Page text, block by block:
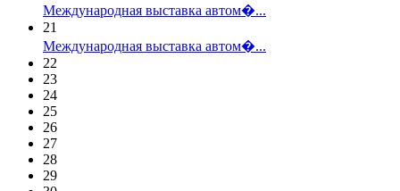
Международная выставка автом�...
21
Международная выставка автом�...
22
23
24
25
26
27
28
29